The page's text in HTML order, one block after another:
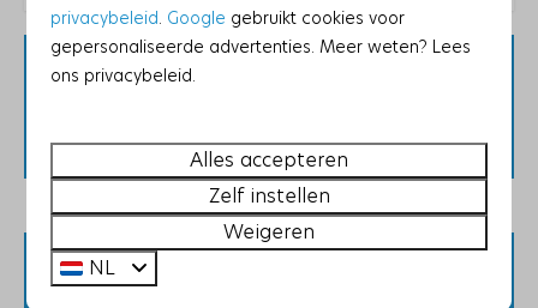
Wassen en drogen
Stofzuiger
Wasmachine
Houd er rekening mee dat deze accommodatie,
vanwege lokale wetgeving, alleen gasten
Beschikbaarheid en prijs
privacybeleid
Google gebruikt cookies voor
gepersonaliseerde advertenties. Meer weten? Lees
ons privacybeleid.
Alles accepteren
Zelf instellen
Weigeren
NL